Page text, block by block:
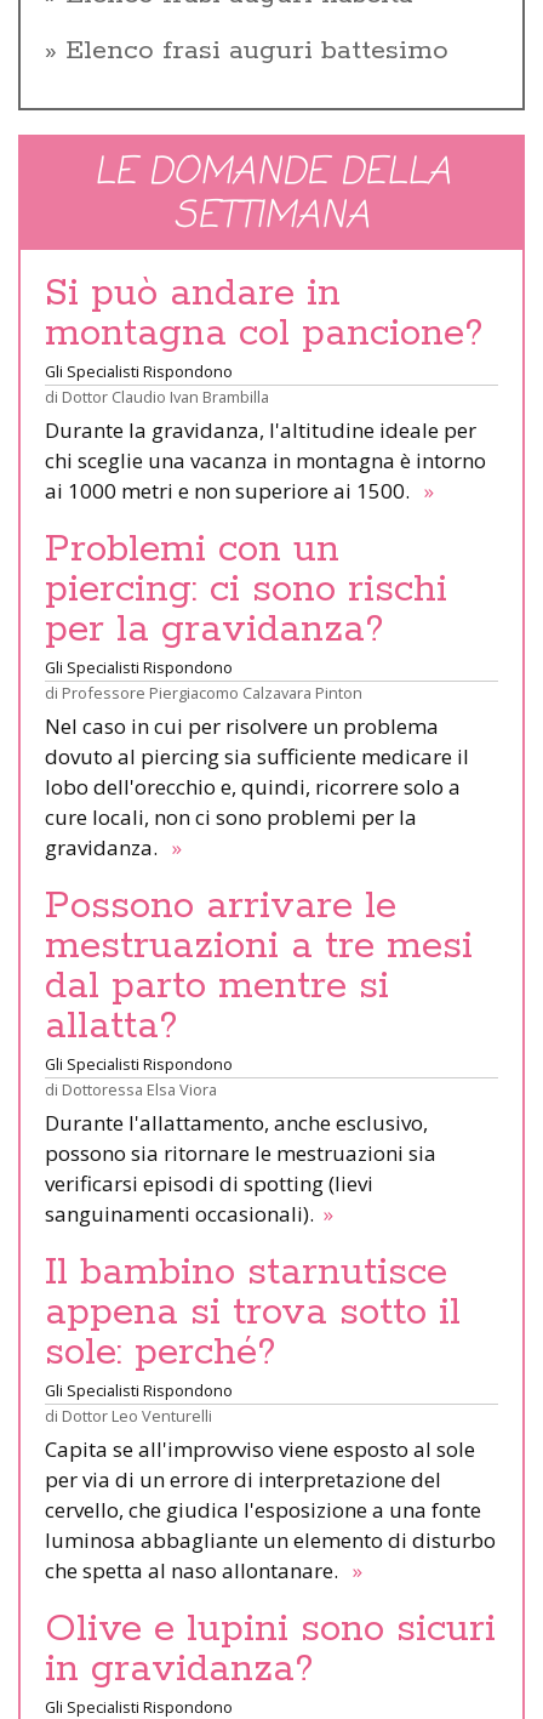
Elenco frasi auguri battesimo
LE DOMANDE DELLA
SETTIMANA
Si può andare in
montagna col pancione?
Gli Specialisti Rispondono
di Dottor Claudio Ivan Brambilla
Durante la gravidanza, l'altitudine ideale per
chi sceglie una vacanza in montagna è intorno
ai 1000 metri e non superiore ai 1500. »
Problemi con un
piercing: ci sono rischi
per la gravidanza?
Gli Specialisti Rispondono
di Professore Piergiacomo Calzavara Pinton
Nel caso in cui per risolvere un problema
dovuto al piercing sia sufficiente medicare il
lobo dell'orecchio e, quindi, ricorrere solo a
cure locali, non ci sono problemi per la
gravidanza. »
Possono arrivare le
mestruazioni a tre mesi
dal parto mentre si
allatta?
Gli Specialisti Rispondono
di Dottoressa Elsa Viora
Durante l'allattamento, anche esclusivo,
possono sia ritornare le mestruazioni sia
verificarsi episodi di spotting (lievi
sanguinamenti occasionali). »
Il bambino starnutisce
appena si trova sotto il
sole: perché?
Gli Specialisti Rispondono
di Dottor Leo Venturelli
Capita se all'improvviso viene esposto al sole
per via di un errore di interpretazione del
cervello, che giudica l'esposizione a una fonte
luminosa abbagliante un elemento di disturbo
che spetta al naso allontanare. »
Olive e lupini sono sicuri
in gravidanza?
Gli Specialisti Rispondono